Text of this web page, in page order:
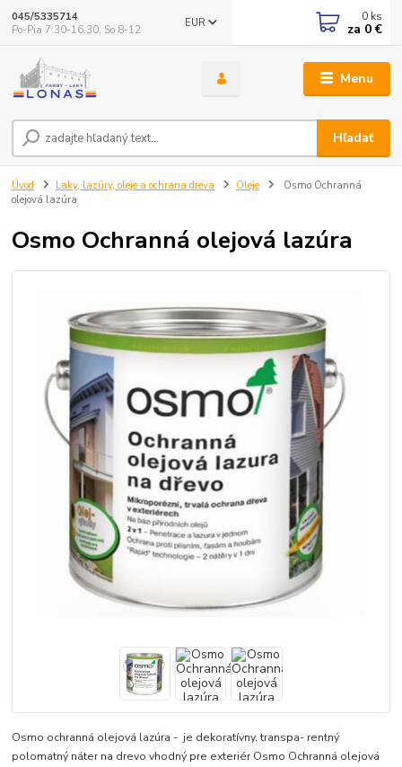
Menu
EUR
Hľadať
045/5335714
Po-Pia 7:30-16.30, So 8-12
0 ks
za 0 €
Úvod Laky, lazúry, oleje a ochrana dreva Oleje
Osmo Ochranná
olejová lazúra
Osmo Ochranná olejová lazúra
Osmo ochranná olejová lazúra - je dekoratívny, transpa- rentný
polomatný náter na drevo vhodný pre exteriér Osmo Ochranná olejová